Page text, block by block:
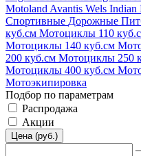
Motoland Avantis Wels Indian
Спортивные Дорожные
куб.см Мотоциклы 110
Мотоциклы 140 куб.см
200 куб.см Мотоциклы 250
Мотоциклы 400 куб.см
Мотоэкипировка
Подбор по параметрам
Распродажа
Акции
Цена (руб.)